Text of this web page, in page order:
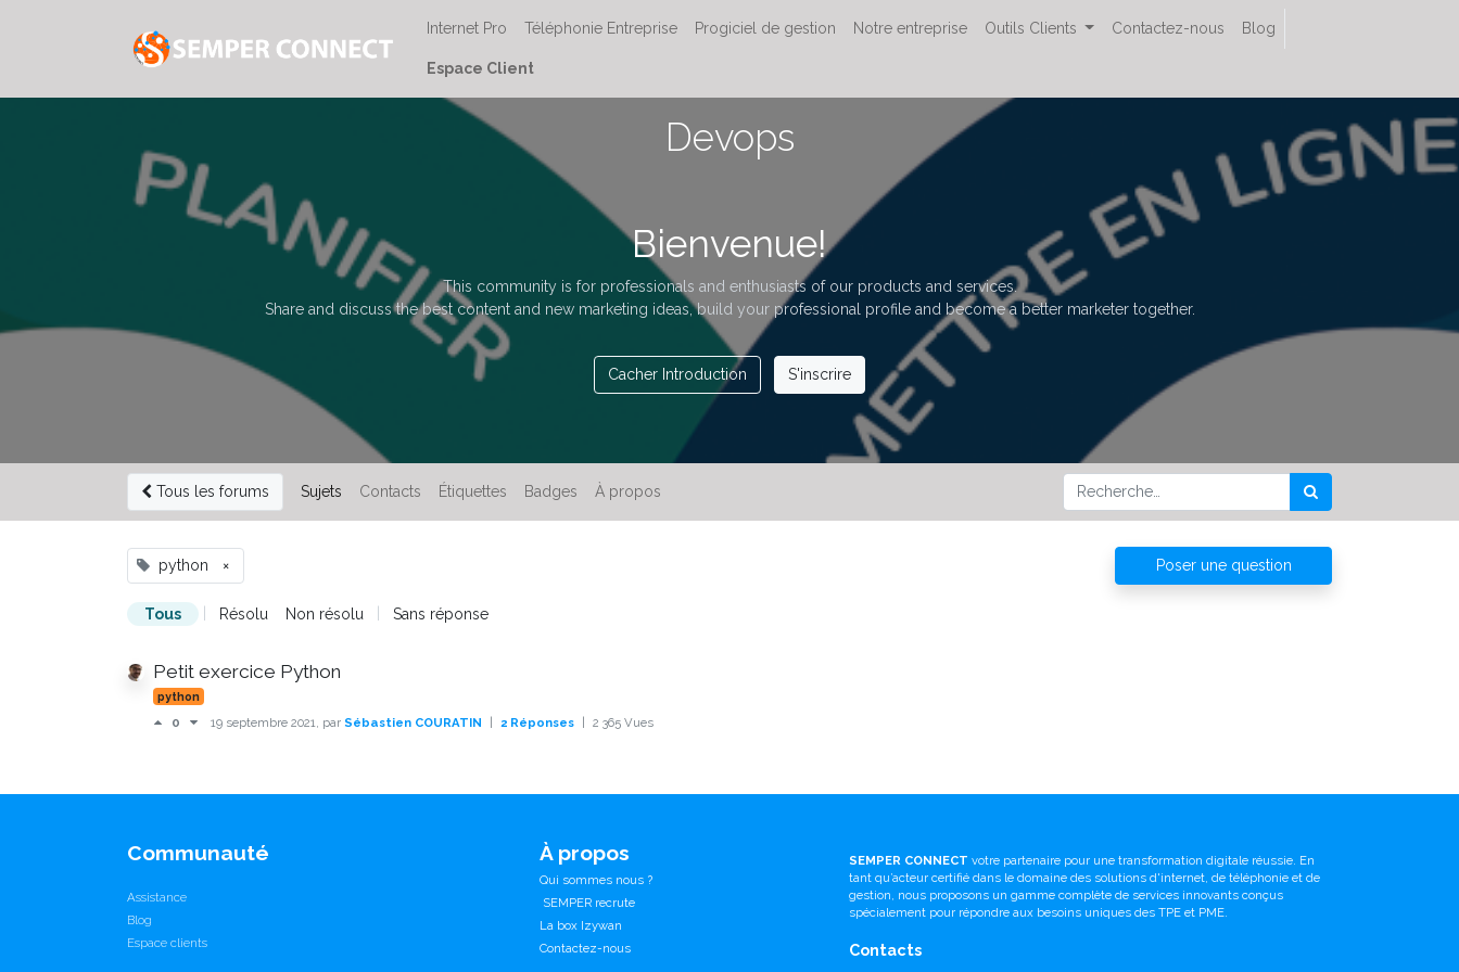
Internet Pro Téléphonie Entreprise Progiciel de gestion Notre entreprise Outils Clients Contactez-nous Blog
Espace Client
Devops
Bienvenue!
This community is for professionals and enthusiasts of our products and services.
Share and discuss the best content and new marketing ideas, build your professional profile and become a better marketer together.
Cacher Introduction S'inscrire
Tous les forums Sujets Contacts Étiquettes Badges À propos
python × Poser une question
Tous Résolu Non résolu Sans réponse
Petit exercice Python
python
0 19 septembre 2021, par Sébastien COURATIN 2 Réponses 2 365 Vues
Communauté
Assistance
Blog
Espace clients
À propos
Qui sommes nous ?
SEMPER recrute
La box Izywan
Contactez-nous
SEMPER CONNECT votre partenaire pour une transformation digitale réussie. En
tant qu’acteur certifié dans le domaine des solutions d'internet, de téléphonie et de
gestion, nous proposons un gamme complète de services innovants conçus
spécialement pour répondre aux besoins uniques des TPE et PME.
Contacts